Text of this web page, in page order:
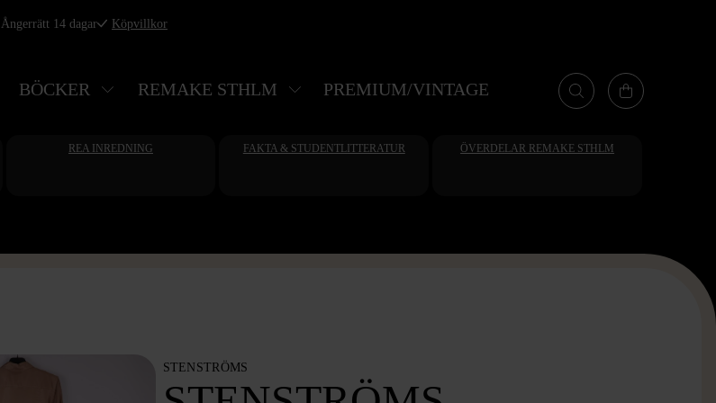
Ångerrätt 14 dagar Köpvillkor
BÖCKER REMAKE STHLM PREMIUM/VINTAGE
REA INREDNING FAKTA & STUDENTLITTERATUR ÖVERDELAR REMAKE STHLM
STENSTRÖMS